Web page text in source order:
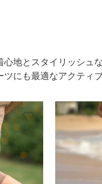
地とスタイリッシュ
にも最適なアクティブ